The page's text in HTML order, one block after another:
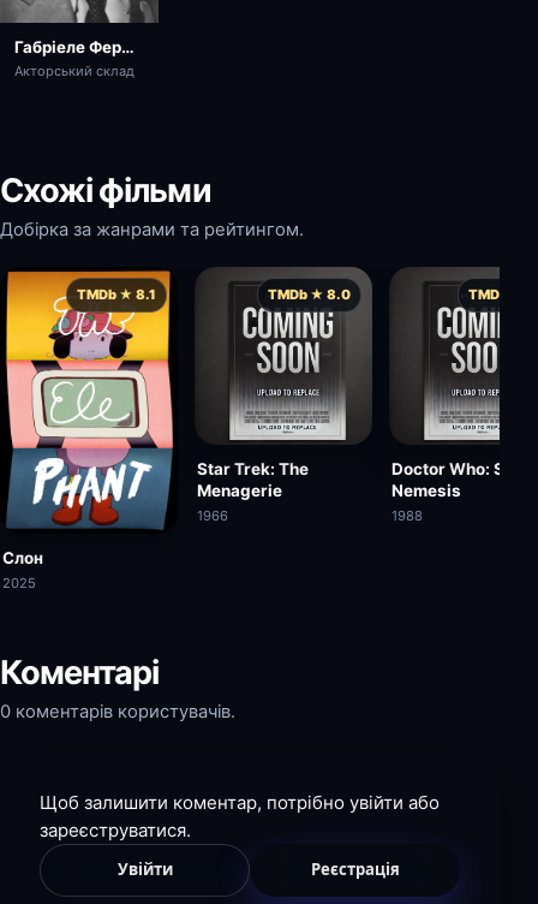
Габріеле Ферцетті
Акторський склад
Схожі фільми
Добірка за жанрами та рейтингом.
TMDb ★ 8.1
Слон
2025
TMDb ★ 8.0
Star Trek: The
Menagerie
1966
TMDb ★
Doctor Who:
Nemesis
1988
Коментарі
0 коментарів користувачів.
Щоб залишити коментар, потрібно увійти або
зареєструватися.
Увійти Реєстрація